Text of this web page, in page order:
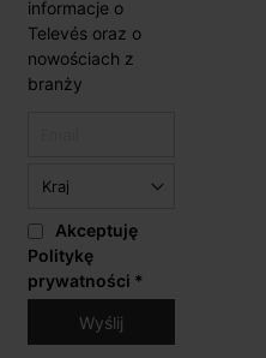
informacje o
Televés oraz o
nowościach z
branży
Akceptuję
Politykę
prywatności *